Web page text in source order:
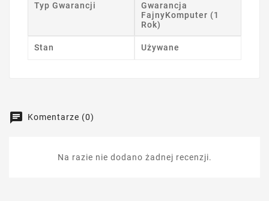
Typ Gwarancji
Gwarancja
FajnyKomputer (1
Rok)
Stan Używane
Komentarze (0)
Na razie nie dodano żadnej recenzji.